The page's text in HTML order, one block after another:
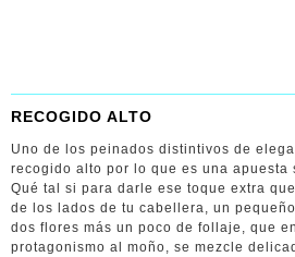
RECOGIDO ALTO
Uno de los peinados distintivos de
recogido alto por lo que es una apuesta
Qué tal si para darle ese toque extra
de los lados de tu cabellera, un
dos flores más un poco de follaje, que
protagonismo al moño, se mezcle